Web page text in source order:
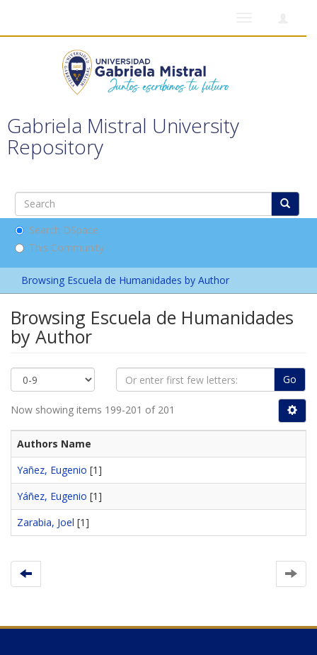
Gabriela Mistral University
Repository
Search DSpace
This Community
Browsing Escuela de Humanidades by Author
Browsing Escuela de Humanidades
by Author
Go
Now showing items 199-201 of 201
Authors Name
Yañez, Eugenio [1]
Yáñez, Eugenio [1]
Zarabia, Joel [1]